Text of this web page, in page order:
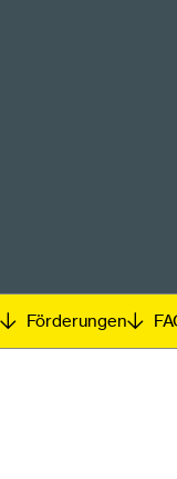
Förderungen